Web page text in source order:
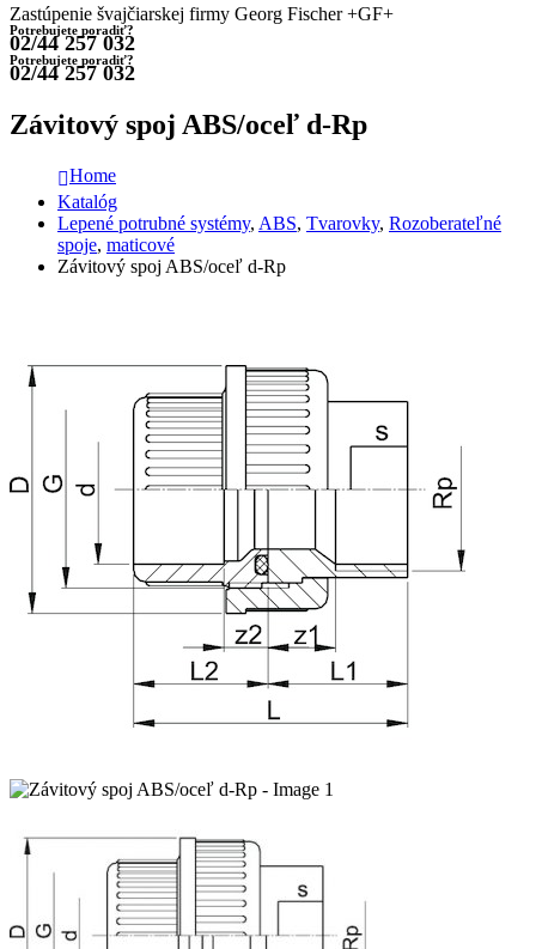
Zastúpenie švajčiarskej firmy Georg Fischer +GF+
Potrebujete poradiť?
02/44 257 032
Potrebujete poradiť?
02/44 257 032
Závitový spoj ABS/oceľ d-Rp
Home
Katalóg
Lepené potrubné systémy, ABS, Tvarovky, Rozoberateľné
spoje, maticové
Závitový spoj ABS/oceľ d-Rp